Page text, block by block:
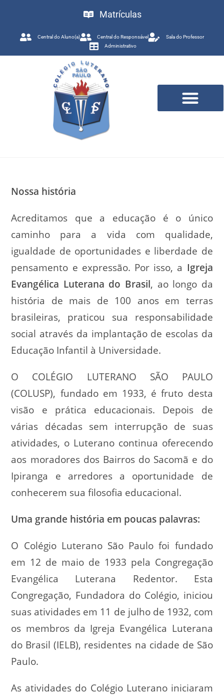
Matrículas
Central do Aluno(a) Central do Responsável
Sala do Professor
Administrativo
Nossa história
Acreditamos que a educação é o único
caminho para a vida com qualidade,
igualdade de oportunidades e liberdade de
pensamento e expressão. Por isso, a Igreja
Evangélica Luterana do Brasil, ao longo da
história de mais de 100 anos em terras
brasileiras, praticou sua responsabilidade
social através da implantação de escolas da
Educação Infantil à Universidade.
O COLÉGIO LUTERANO SÃO PAULO
(COLUSP), fundado em 1933, é fruto desta
visão e prática educacionais. Depois de
várias décadas sem interrupção de suas
atividades, o Luterano continua oferecendo
aos moradores dos Bairros do Sacomã e do
Ipiranga e arredores a oportunidade de
conhecerem sua filosofia educacional.
Uma grande história em poucas palavras:
O Colégio Luterano São Paulo foi fundado
em 12 de maio de 1933 pela Congregação
Evangélica Luterana Redentor. Esta
Congregação, Fundadora do Colégio, iniciou
suas atividades em 11 de julho de 1932, com
os membros da Igreja Evangélica Luterana
do Brasil (IELB), residentes na cidade de São
Paulo.
As atividades do Colégio Luterano iniciaram